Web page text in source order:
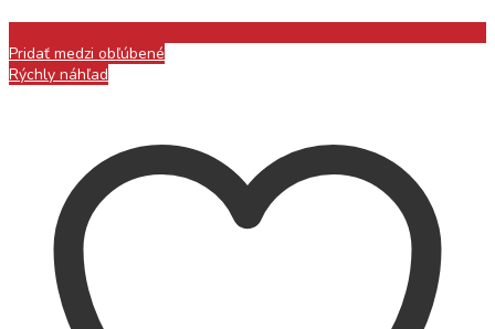
Pridať medzi obľúbené
Rýchly náhľad